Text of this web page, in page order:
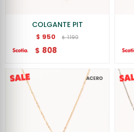
COLGANTE PIT
$ 950 $ 1.190
$ 808